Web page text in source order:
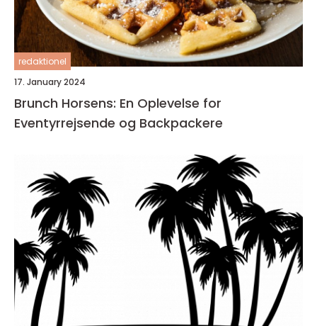
redaktionel
17. January 2024
Brunch Horsens: En Oplevelse for
Eventyrrejsende og Backpackere